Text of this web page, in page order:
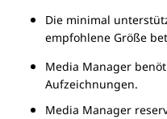
Die minimal
empfohlene Größe
Media Manager
Aufzeichnungen.
Media Manager